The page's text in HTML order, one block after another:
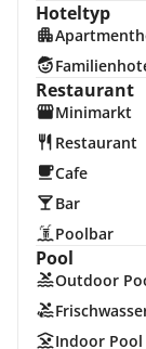
Hoteltyp
Restaurant
Minimarkt
Restaurant
Cafe
Bar
Poolbar
Pool
Outdoor
Indoor Pool